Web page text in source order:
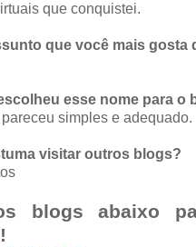
que conquistei.
que você mais gosta
esse nome para o
simples e adequado.
visitar outros blogs?
blogs abaixo
!